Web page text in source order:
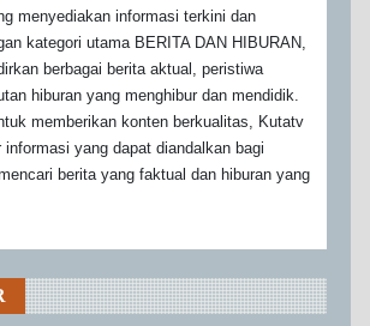
menyediakan informasi terkini dan
kategori utama BERITA DAN HIBURAN,
berbagai berita aktual, peristiwa
hiburan yang menghibur dan mendidik.
memberikan konten berkualitas, Kutatv
informasi yang dapat diandalkan bagi
berita yang faktual dan hiburan yang